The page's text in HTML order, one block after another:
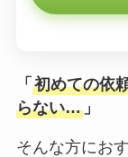
「 初めての依
らない…」
そんな方にお